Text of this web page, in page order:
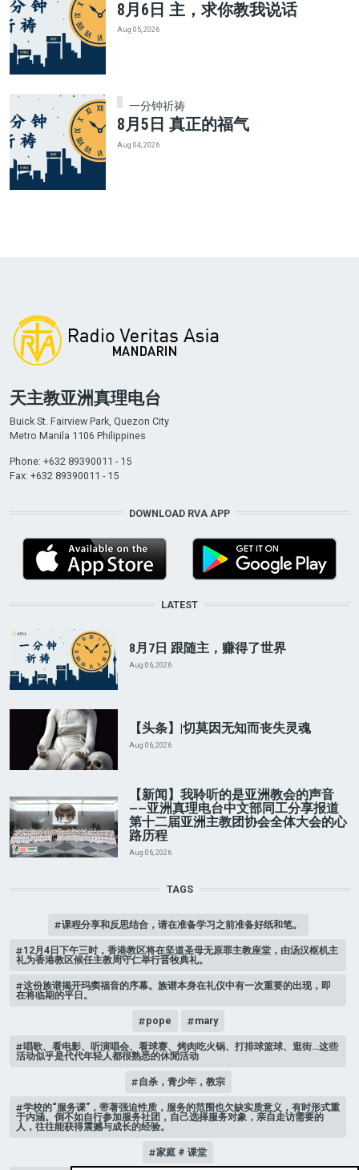
8月6日 主，求你教我说话
Aug 05, 2026
一分钟祈祷
8月5日 真正的福气
Aug 04, 2026
天主教亚洲真理电台
Buick St. Fairview Park, Quezon City
Metro Manila 1106 Philippines
Phone: +632 89390011 - 15
Fax: +632 89390011 - 15
DOWNLOAD RVA APP
LATEST
8月7日 跟随主，赚得了世界
Aug 06, 2026
【头条】|切莫因无知而丧失灵魂
Aug 06, 2026
【新闻】我聆听的是亚洲教会的声音
——亚洲真理电台中文部同工分享报道
第十二届亚洲主教团协会全体大会的心
路历程
Aug 06, 2026
TAGS
课程分享和反思结合，请在准备学习之前准备好纸和笔。
12月4日下午三时，香港教区将在坚道圣母无原罪主教座堂，由汤汉枢机主
礼为香港教区候任主教周守仁举行晋牧典礼。
这份族谱揭开玛窦福音的序幕。族谱本身在礼仪中有一次重要的出现，即
在将临期的平日。
pope mary
唱歌、看电影、听演唱会、看球赛、烤肉吃火锅、打排球篮球、逛街…这些
活动似乎是代代年轻人都很熟悉的休閒活动
自杀，青少年，教宗
学校的“服务课”，带著强迫性质，服务的范围也欠缺实质意义，有时形式重
于内涵。倒不如自行参加服务社团，自己选择服务对象，亲自走访需要的
人，往往能获得震撼与成长的经验。
家庭 # 课堂